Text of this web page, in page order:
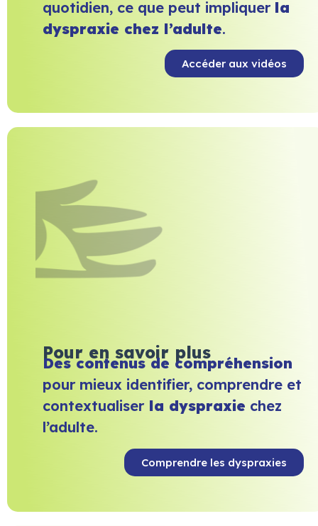
quotidien, ce que peut impliquer la
dyspraxie chez l’adulte.
Accéder aux vidéos
Pour en savoir plus
Des contenus de compréhension
pour mieux identifier, comprendre et
contextualiser la dyspraxie chez
l’adulte.
Comprendre les dyspraxies